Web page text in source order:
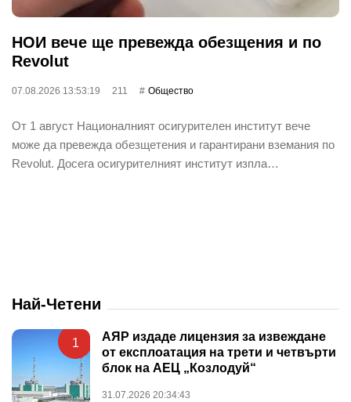
НОИ вече ще превежда обезщения и по
Revolut
07.08.2026 13:53:19 211 Общество
От 1 август Националният осигурителен институт вече
може да превежда обезщетения и гарантирани вземания по
Revolut. Досега осигурителният институт изпла…
Най-Четени
1
АЯР издаде лицензия за извеждане
от експлоатация на трети и четвърти
блок на АЕЦ „Козлодуй“
31.07.2026 20:34:43